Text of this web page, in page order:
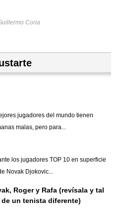
Coria
jugadores del mundo tienen
malas, pero para...
los jugadores TOP 10 en superficie
Novak Djokovic...
Roger y Rafa (revísala y tal
un tenista diferente)